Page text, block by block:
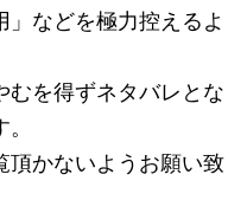
」などを極力控えるよ
むを得ずネタバレとな
頂かないようお願い致